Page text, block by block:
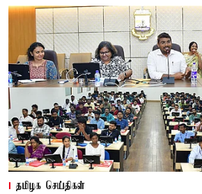
தமிழக செய்திகள்